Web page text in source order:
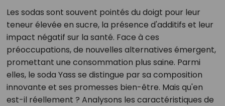
Les sodas sont souvent pointés du doigt pour leur
teneur élevée en sucre, la présence d'additifs et leur
impact négatif sur la santé. Face à ces
préoccupations, de nouvelles alternatives émergent,
promettant une consommation plus saine. Parmi
elles, le soda Yass se distingue par sa composition
innovante et ses promesses bien-être. Mais qu'en
est-il réellement ? Analysons les caractéristiques de